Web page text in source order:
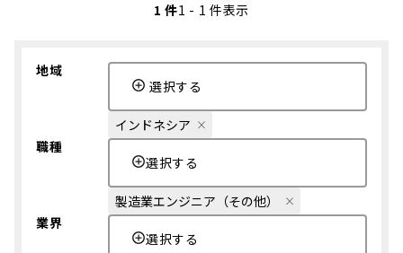
1 件1 - 1 件表示
地域
選択する
インドネシア
職種
選択する
製造業エンジニア（その他）
業界
選択する